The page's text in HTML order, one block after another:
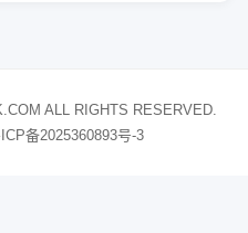
ALL RIGHTS RESERVED.
备2025360893号-3